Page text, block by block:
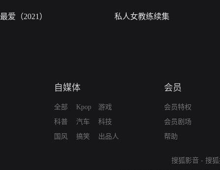
最爱（2021） 私人女教练续集
自媒体
全部
科普
国风
Kpop
汽车
搞笑
游戏
科技
出品人
会员
会员特权
会员剧场
帮助
搜狐影音 - 搜